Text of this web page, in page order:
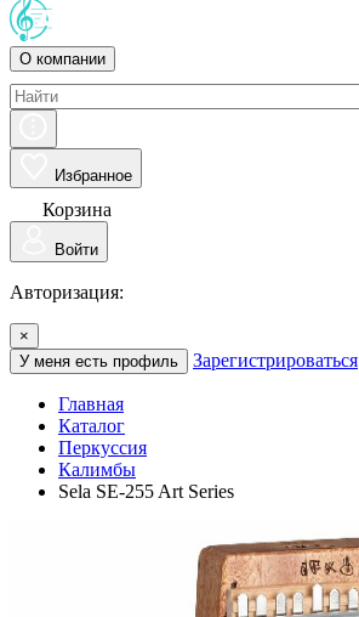
О компании
Избранное
Корзина
Войти
Авторизация:
×
У меня есть профиль
Зарегистрироваться
Главная
Каталог
Перкуссия
Калимбы
Sela SE-255 Art Series